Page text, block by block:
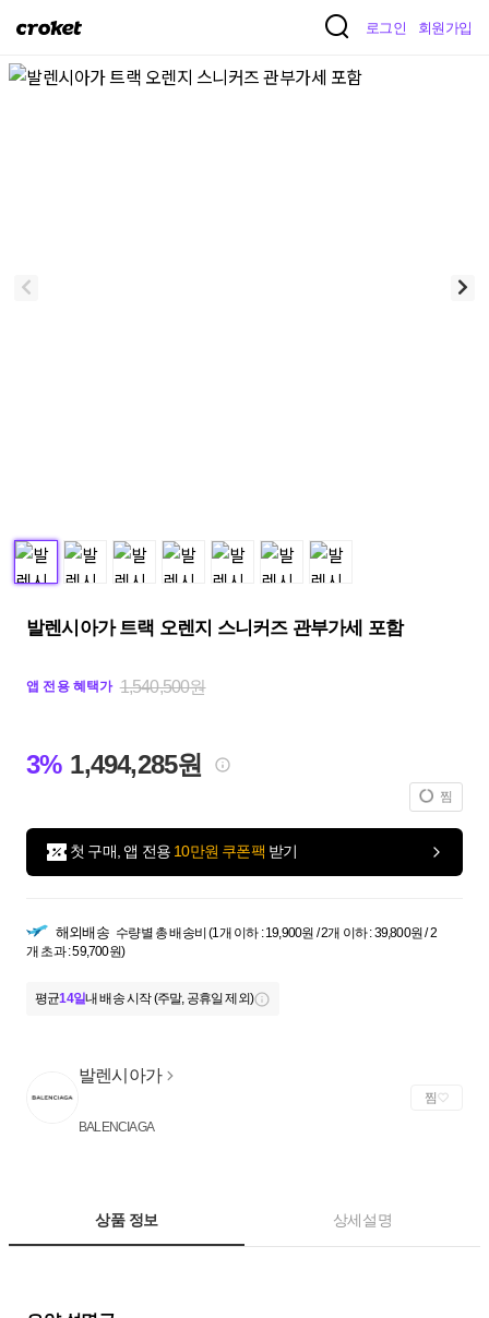
크
켓
로그인 회원가입
발렌시아가 트랙 오렌지 스니커즈 관부가세 포함
앱 전용 혜택가 1,540,500원
3% 1,494,285원
찜
첫 구매, 앱 전용 10만원 쿠폰팩 받기
해외배송 수량별 총 배송비 (1개 이하 : 19,900원 / 2개 이하 : 39,800원 / 2
개 초과 : 59,700원)
평균14일내 배송 시작 (주말, 공휴일 제외)
발렌시아가
BALENCIAGA
찜
상품 정보 상세설명